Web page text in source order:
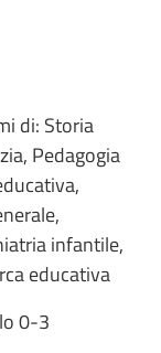
di: Storia
Pedagogia
infantile,
educativa
0-3